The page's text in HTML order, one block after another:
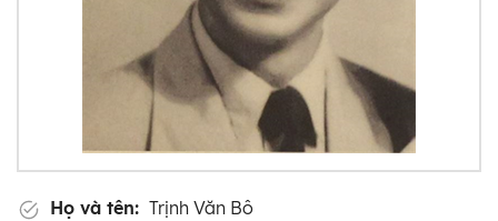
Họ và tên: Trịnh Văn Bô